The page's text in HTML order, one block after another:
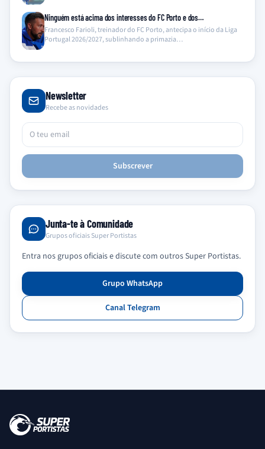
Ninguém está acima dos interesses do FC Porto e dos…
Francesco Farioli, treinador do FC Porto, antecipa o início da Liga
Portugal 2026/2027, sublinhando a primazia…
Newsletter
Recebe as novidades
Subscrever
Junta-te à Comunidade
Grupos oficiais Super Portistas
Entra nos grupos oficiais e discute com outros Super Portistas.
Grupo WhatsApp
Canal Telegram